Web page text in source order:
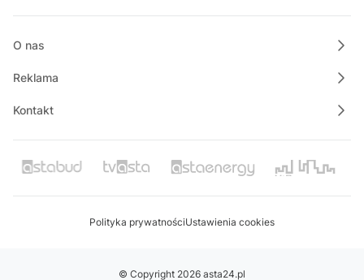
O nas
Reklama
Kontakt
Polityka prywatnościUstawienia cookies
© Copyright 2026 asta24.pl